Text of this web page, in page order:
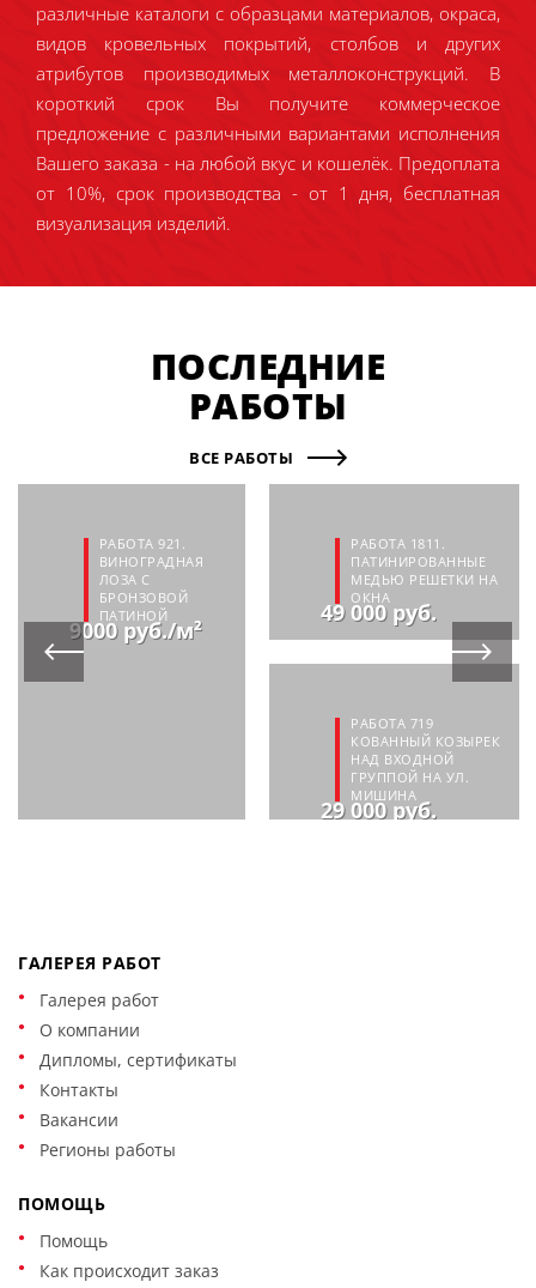
различные каталоги с образцами материалов, окраса,
видов кровельных покрытий, столбов и других
атрибутов производимых металлоконструкций. В
короткий срок Вы получите коммерческое
предложение с различными вариантами исполнения
Вашего заказа - на любой вкус и кошелёк. Предоплата
от 10%, срок производства - от 1 дня, бесплатная
визуализация изделий.
ПОСЛЕДНИЕ
РАБОТЫ
ВСЕ РАБОТЫ
РАБОТА 921.
ВИНОГРАДНАЯ
ЛОЗА С
БРОНЗОВОЙ
ПАТИНОЙ
9000 руб./м²
РАБОТА 1811.
ПАТИНИРОВАННЫЕ
МЕДЬЮ РЕШЕТКИ НА
ОКНА
49 000 руб.
РАБОТА 719
КОВАННЫЙ КОЗЫРЕК
НАД ВХОДНОЙ
ГРУППОЙ НА УЛ.
МИШИНА
29 000 руб.
ГАЛЕРЕЯ РАБОТ
Галерея работ
О компании
Дипломы, сертификаты
Контакты
Вакансии
Регионы работы
ПОМОЩЬ
Помощь
Как происходит заказ